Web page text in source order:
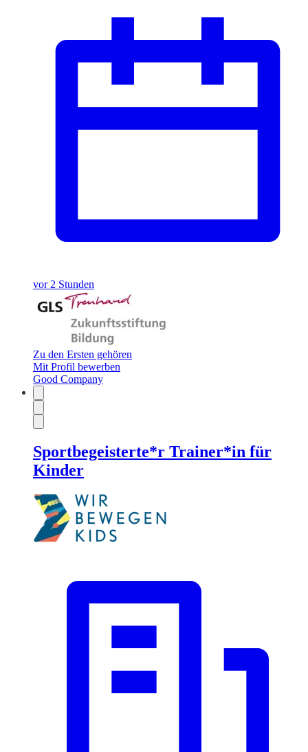
vor 2 Stunden
Zu den Ersten gehören
Mit Profil bewerben
Good Company
Sportbegeisterte*r Trainer*in für
Kinder